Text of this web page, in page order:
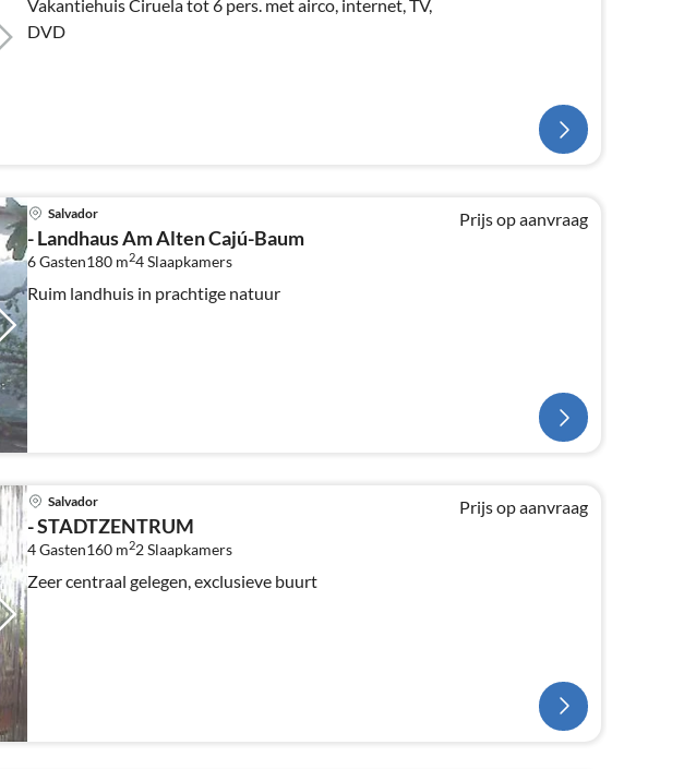
Vakantiehuis Ciruela tot 6 pers. met airco, internet, TV,
DVD
Salvador
- Landhaus Am Alten Cajú-Baum
6 Gasten180 m24Slaapkamers
Ruim landhuis in prachtige natuur
Prijs op aanvraag
Salvador
- STADTZENTRUM
4 Gasten160 m22Slaapkamers
Zeer centraal gelegen, exclusieve buurt
Prijs op aanvraag